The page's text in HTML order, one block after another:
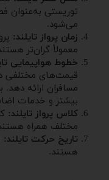
توریستی به‌عنوان
می‌شود.
زمان پرواز تایلند:
معمولاً گران‌تر
خطوط هواپیمایی
قیمت‌های مختلفی
مسافران ارائه
بیشتر و خدمات
کلاس پرواز تایلند:
مختلف همراه
تاریخ حرکت تایلند:
هستند.